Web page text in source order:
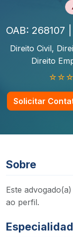
OAB: 268107
Direito Civil,
Direito
Solicitar
Sobre
Este
ao perfil.